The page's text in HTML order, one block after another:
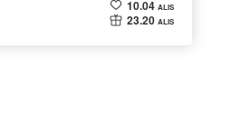
10.04 ALIS
23.20 ALIS